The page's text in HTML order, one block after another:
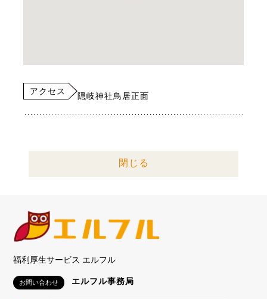
アクセス 隠岐神社鳥居正面
閉じる
福利厚生サービス エルフル
お問い合わせ エルフル事務局